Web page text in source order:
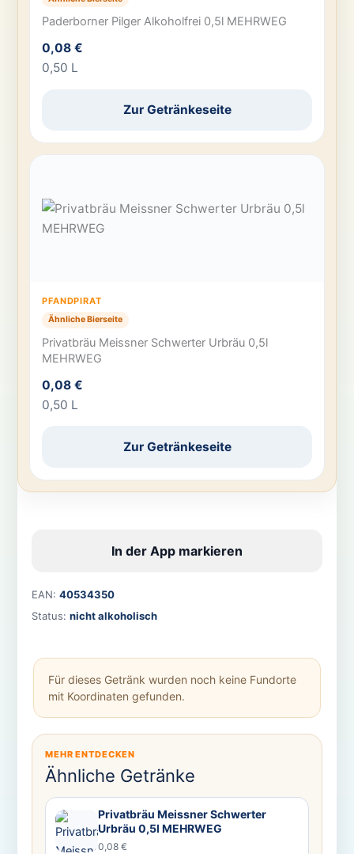
Paderborner Pilger Alkoholfrei 0,5l MEHRWEG
0,08 €
0,50 L
Zur Getränkeseite
PFANDPIRAT
Ähnliche Bierseite
Privatbräu Meissner Schwerter Urbräu 0,5l
MEHRWEG
0,08 €
0,50 L
Zur Getränkeseite
In der App markieren
EAN: 40534350
Status: nicht alkoholisch
Für dieses Getränk wurden noch keine Fundorte
mit Koordinaten gefunden.
MEHR ENTDECKEN
Ähnliche Getränke
Privatbräu Meissner Schwerter
Urbräu 0,5l MEHRWEG
0,08 €